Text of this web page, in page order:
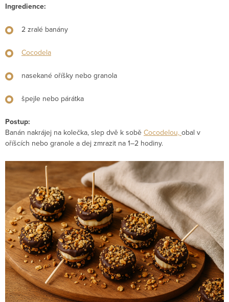
Ingredience:
2 zralé banány
Cocodela
nasekané oříšky nebo granola
špejle nebo párátka
Postup:
Banán nakrájej na kolečka, slep dvě k sobě Cocodelou, obal v
oříšcích nebo granole a dej zmrazit na 1–2 hodiny.